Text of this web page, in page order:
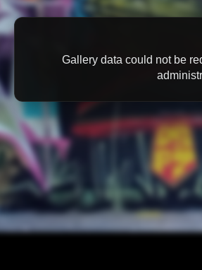
Gallery data could not be